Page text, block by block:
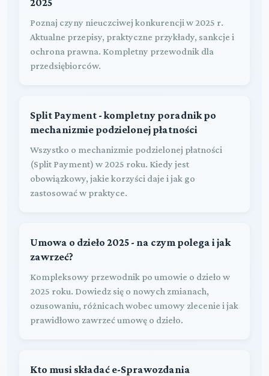
Poznaj czyny nieuczciwej konkurencji w 2025 r.
Aktualne przepisy, praktyczne przykłady, sankcje i
ochrona prawna. Kompletny przewodnik dla
przedsiębiorców.
Split Payment - kompletny poradnik po
mechanizmie podzielonej płatności
Wszystko o mechanizmie podzielonej płatności
(Split Payment) w 2025 roku. Kiedy jest
obowiązkowy, jakie korzyści daje i jak go
zastosować w praktyce.
Umowa o dzieło 2025 - na czym polega i jak
zawrzeć?
Kompleksowy przewodnik po umowie o dzieło w
2025 roku. Dowiedz się o nowych zmianach,
ozusowaniu, różnicach wobec umowy zlecenie i jak
prawidłowo zawrzeć umowę o dzieło.
Kto musi składać e-Sprawozdania